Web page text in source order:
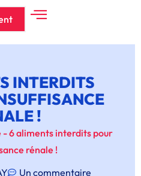
INTERDITS
!
-6 aliments interdits pour
rénale !
Un commentaire